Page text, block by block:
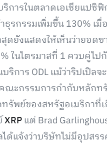
การในตลาดเอเชียแปซิฟิ
รกรรมเพิ่มขึ้น 130% เมื่
ดยังแสดงให้เห็นว่ายอดข
ในไตรมาสที่ 1 ควบคู่ไ
ริการ ODL แม้ว่าริปเปิล
ณะกรรมการกำกับหลักท
รัพย์ของสหรัฐอเมริกาที่
XRPแต่ Brad
ด้แจ้งว่าบริษัทไม่มีอุปสรร